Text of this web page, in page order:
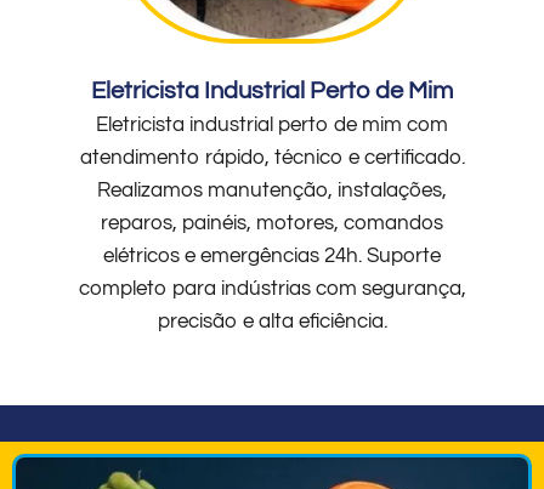
Eletricista Industrial Perto de Mim
Eletricista industrial perto de mim com
atendimento rápido, técnico e certificado.
Realizamos manutenção, instalações,
reparos, painéis, motores, comandos
elétricos e emergências 24h. Suporte
completo para indústrias com segurança,
precisão e alta eficiência.